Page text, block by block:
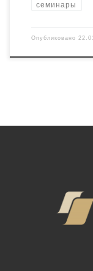
семинары
Опубликовано